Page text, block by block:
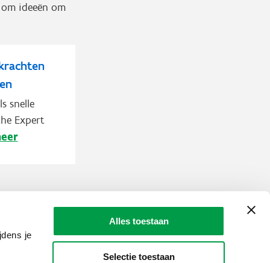
je
Alles toestaan
Selectie toestaan
ideeën om
snelle
Expert